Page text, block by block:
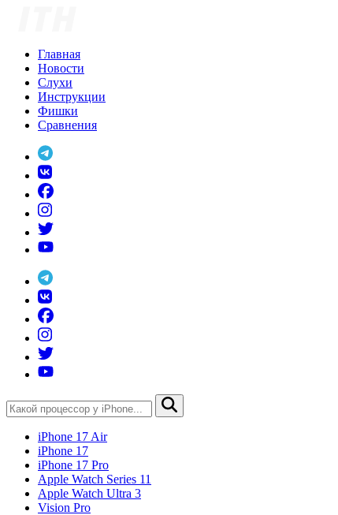
Главная
Новости
Слухи
Инструкции
Фишки
Сравнения
iPhone 17 Air
iPhone 17
iPhone 17 Pro
Apple Watch Series 11
Apple Watch Ultra 3
Vision Pro